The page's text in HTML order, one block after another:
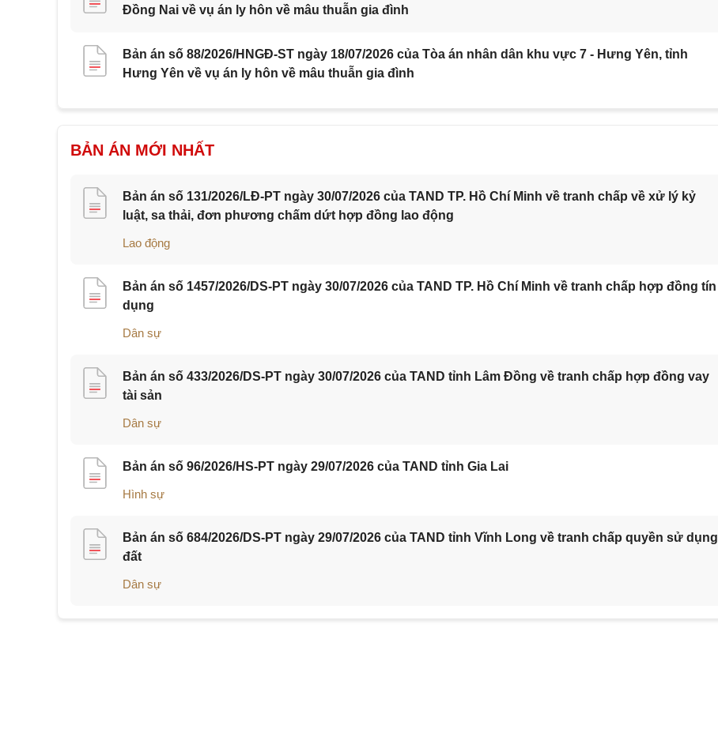
Đồng Nai về vụ án ly hôn về mâu thuẫn gia đình
Bản án số 88/2026/HNGĐ-ST ngày 18/07/2026 của Tòa án nhân dân khu vực 7 - Hưng Yên, tỉnh
Hưng Yên về vụ án ly hôn về mâu thuẫn gia đình
BẢN ÁN MỚI NHẤT
Bản án số 131/2026/LĐ-PT ngày 30/07/2026 của TAND TP. Hồ Chí Minh về tranh chấp về xử lý kỷ
luật, sa thải, đơn phương chấm dứt hợp đồng lao động
Lao động
Bản án số 1457/2026/DS-PT ngày 30/07/2026 của TAND TP. Hồ Chí Minh về tranh chấp hợp đồng tín
dụng
Dân sự
Bản án số 433/2026/DS-PT ngày 30/07/2026 của TAND tỉnh Lâm Đồng về tranh chấp hợp đồng vay
tài sản
Dân sự
Bản án số 96/2026/HS-PT ngày 29/07/2026 của TAND tỉnh Gia Lai
Hình sự
Bản án số 684/2026/DS-PT ngày 29/07/2026 của TAND tỉnh Vĩnh Long về tranh chấp quyền sử dụng
đất
Dân sự